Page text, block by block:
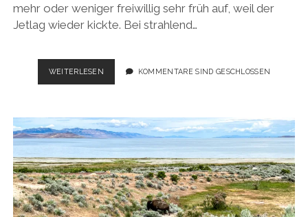
mehr oder weniger freiwillig sehr früh auf, weil der
Jetlag wieder kickte. Bei strahlend…
WEITERLESEN
ROADTRIP
LANGE
WEG
AN
DIE
PAZIFIKKÜSTE.
KOMMENTARE SIND GESCHLOSSEN